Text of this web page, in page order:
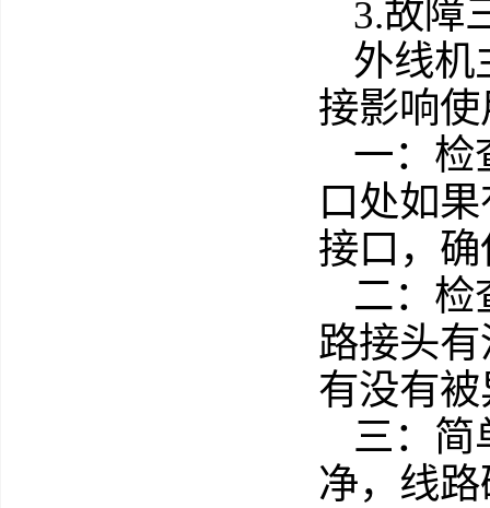
3.故障
外线机
接影响
一：检
口处如
接口，
二：检
路接头
有没有
三：简
净，线